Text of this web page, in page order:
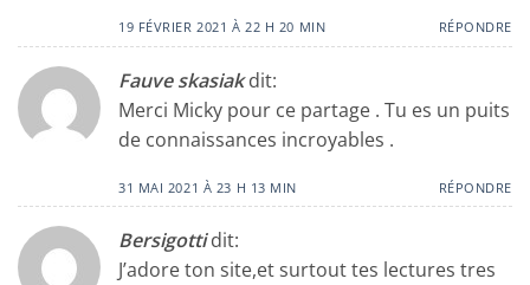
19 FÉVRIER 2021 À 22 H 20 MIN RÉPONDRE
Fauve skasiak dit:
Merci Micky pour ce partage . Tu es un puits
de connaissances incroyables .
31 MAI 2021 À 23 H 13 MIN RÉPONDRE
Bersigotti dit:
J’adore ton site,et surtout tes lectures tres